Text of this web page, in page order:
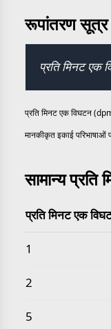
रूपांतरण सूत्र
प्रति मिनट एक
प्रति मिनट एक विघटन
मानकीकृत इकाई परिभाषाओं
सामान्य
सामान्य प्रति
प्रति मिनट एक
1
2
5